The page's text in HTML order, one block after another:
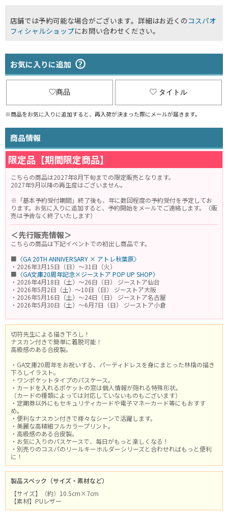
店舗では予約可能な場合がございます。詳細はお近くの コスパオ
フィシャルショップにお問い合わせください。
お気に入りに追加
商品 タイトル
※商品をお気に入りに追加すると、再入荷が決まった際にメールが届きます。
商品情報
限定品【期間限定商品】
こちらの商品は2027年8月下旬までの限定販売となります。
2027年9月以降の再生産はございません。
※「基本予約受付期間」終了後も、年に数回程度の予約受付を予定してお
ります。お気に入りに追加すると、予約開始をメールでご連絡します。（販
売は予告なく終了いたします）
＜先行販売情報＞
こちらの商品は下記イベントでの初出し商品です。
■ 〈GA 20TH ANNIVERSARY × アトレ秋葉原〉
・2026年3月15日（日）～31日（火）
■ 〈GA文庫20周年記念×ジーストア POP UP SHOP〉
・2026年4月18日（土）～26日（日） ジーストア仙台
・2026年5月2日（土）～10日（日） ジーストア大阪
・2026年5月16日（土）～24日（日） ジーストア名古屋
・2026年5月30日（土）～6月7日（日） ジーストア小倉
切符先生による描き下ろし！
ナスカン付きで簡単に着脱可能！
高級感のある合皮製。
・GA文庫20周年をお祝いする、パーティドレスを身にまとった林檎の描き
下ろしイラスト。
・ワンポケットタイプのパスケース。
・カードを入れるポケットの窓は個人情報が隠れる特殊形状。
（カードの種類によっては対応していないものもございます）
・定期券以外にもセキュリティカードや電子マネーカード等にもおすす
め。
・便利なナスカン付きで様々なシーンで活躍します。
・美麗な高精細フルカラープリント。
・高級感のある合皮製。
・お気に入りのパスケースで、毎日がもっと楽しくなる！
・別売りのコスパのリールキーホルダーシリーズと合わせればもっと便利
に！
製品スペック（サイズ・素材など）
【サイズ】（約）10.5cm×7cm
【素材】PUレザー